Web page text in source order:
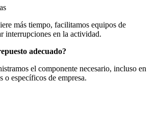
más tiempo, facilitamos equipos de
interrupciones en la actividad.
adecuado?
el componente necesario, incluso en
o específicos de empresa.